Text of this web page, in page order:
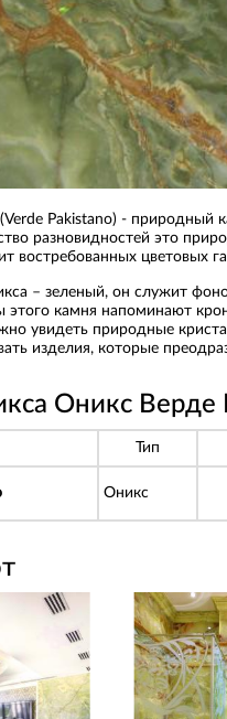
Pakistano) - природный
разновидностей это
востребованных цветовых
– зеленый, он служит
камня напоминают
увидеть природные
изделия, которые
Оникс Верде
Тип
Оникс